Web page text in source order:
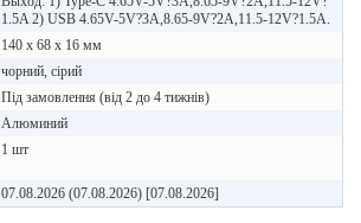
1.5A 2) USB 4.65V-5V?3A,8.65-9V?2A,11.5-12V?1.5A.
140 х 68 х 16 мм
чорний, сірий
Під замовлення (від 2 до 4 тижнів)
Алюминий
1 шт
07.08.2026 (07.08.2026) [07.08.2026]